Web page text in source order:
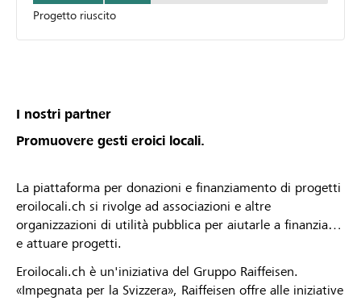
Progetto riuscito
I nostri partner
Promuovere gesti eroici locali.
La piattaforma per donazioni e finanziamento di progetti
eroilocali.ch si rivolge ad associazioni e altre
organizzazioni di utilità pubblica per aiutarle a finanziare
e attuare progetti.
Eroilocali.ch è un'iniziativa del Gruppo Raiffeisen.
«Impegnata per la Svizzera», Raiffeisen offre alle iniziative